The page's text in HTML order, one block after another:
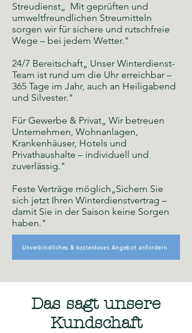
Streudienst„ Mit geprüften und
umweltfreundlichen Streumitteln
sorgen wir für sichere und rutschfreie
Wege – bei jedem Wetter."
24/7 Bereitschaft„ Unser Winterdienst-
Team ist rund um die Uhr erreichbar –
365 Tage im Jahr, auch an Heiligabend
und Silvester."
Für Gewerbe & Privat„ Wir betreuen
Unternehmen, Wohnanlagen,
Krankenhäuser, Hotels und
Privathaushalte – individuell und
zuverlässig."
Feste Verträge möglich„Sichern Sie
sich jetzt Ihren Winterdienstvertrag –
damit Sie in der Saison keine Sorgen
haben."
Unverbindliches & kostenloses Angebot anfordern
Das sagt unsere
Kundschaft